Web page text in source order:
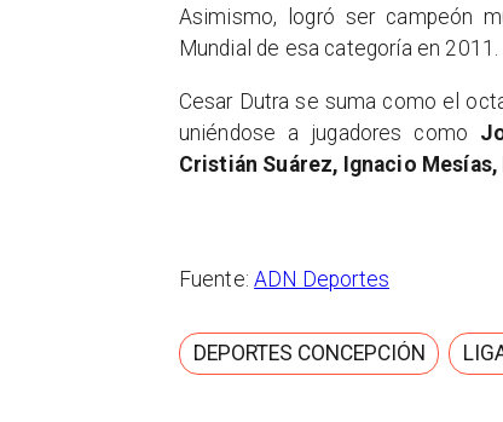
Asimismo, logró ser campeón
Mundial de esa categoría en 2011.
Cesar Dutra se suma como el
uniéndose a jugadores como
Cristián Suárez, Ignacio
Fuente:ADN Deportes
DEPORTES CONCEPCIÓN